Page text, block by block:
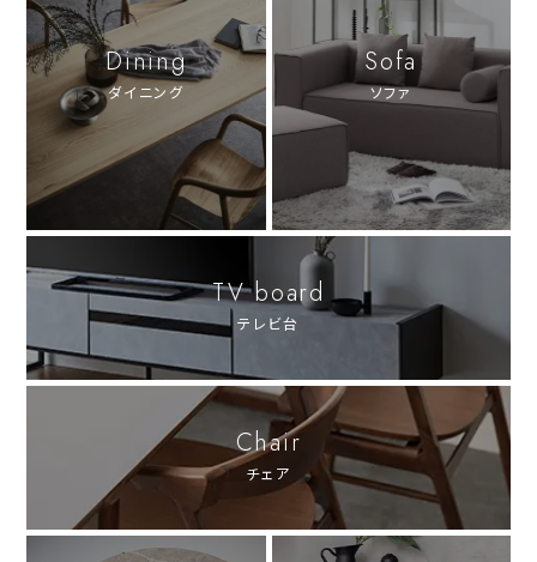
Dining
ダイニング
Sofa
ソファ
TV board
テレビ台
Chair
チェア